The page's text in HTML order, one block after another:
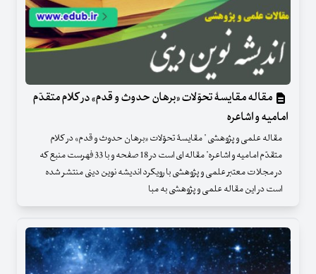
مقاله مقایسۀ تحوّلات «برهان حدوث و قدم» در کلام متقدّم
امامیه و اشاعره
مقاله علمی و پژوهشی " مقایسۀ تحوّلات «برهان حدوث و قدم» در کلام
متقدّم امامیه و اشاعره" مقاله ای است در 18 صفحه و با 33 فهرست منبع که
در مجلات معتبر علمی و پژوهشی با رویکرد اندیشه نوین دینی منتشر شده
است در این مقاله علمی و پژوهشی به مبا